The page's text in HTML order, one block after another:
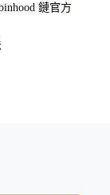
鏈官方